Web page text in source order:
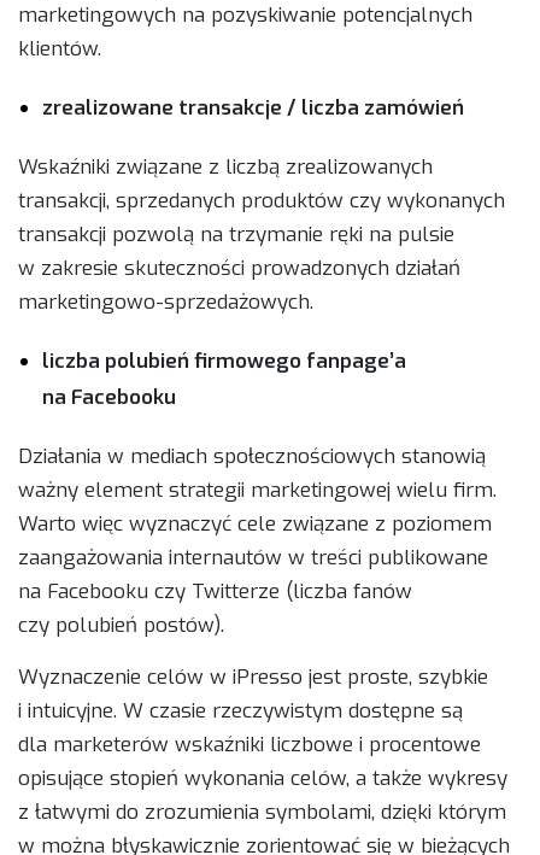
marketingowych na pozyskiwanie potencjalnych
klientów.
zrealizowane transakcje / liczba zamówień
Wskaźniki związane z liczbą zrealizowanych
transakcji, sprzedanych produktów czy wykonanych
transakcji pozwolą na trzymanie ręki na pulsie
w zakresie skuteczności prowadzonych działań
marketingowo-sprzedażowych.
liczba polubień firmowego fanpage’a
na Facebooku
Działania w mediach społecznościowych stanowią
ważny element strategii marketingowej wielu firm.
Warto więc wyznaczyć cele związane z poziomem
zaangażowania internautów w treści publikowane
na Facebooku czy Twitterze (liczba fanów
czy polubień postów).
Wyznaczenie celów w iPresso jest proste, szybkie
i intuicyjne. W czasie rzeczywistym dostępne są
dla marketerów wskaźniki liczbowe i procentowe
opisujące stopień wykonania celów, a także wykresy
z łatwymi do zrozumienia symbolami, dzięki którym
w można błyskawicznie zorientować się w bieżących